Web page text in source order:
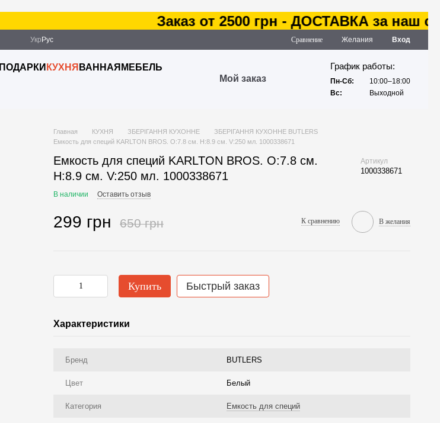
Заказ от 2500 грн - ДОСТАВКА за наш счет
Укр Рус Сравнение Желания Вход
ПОДАРКИ КУХНЯ ВАННАЯ МЕБЕЛЬ
Мой заказ
График работы:
Пн-Сб:
10:00–18:00
Вс:
Выходной
Главная КУХНЯ ЗБЕРІГАННЯ КУХОННЕ
ЗБЕРІГАННЯ КУХОННЕ BUTLERS
Емкость для специй KARLTON BROS. O:7.8 см. H:8.9 см. V:250 мл. 1000338671
Емкость для специй KARLTON BROS. O:7.8 см.
H:8.9 см. V:250 мл. 1000338671
Артикул
1000338671
В наличии Оставить отзыв
299 грн 650 грн К сравнению В желания
Купить Быстрый заказ
Характеристики
Бренд BUTLERS
Цвет Белый
Категория Емкость для специй